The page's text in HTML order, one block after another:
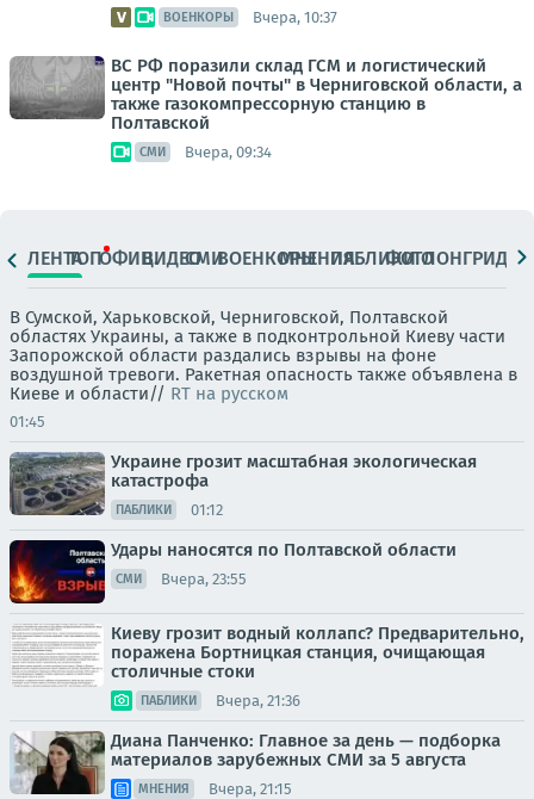
ВОЕНКОРЫ Вчера, 10:37
ВС РФ поразили склад ГСМ и логистический
центр "Новой почты" в Черниговской области, а
также газокомпрессорную станцию в
Полтавской
СМИ Вчера, 09:34
ЛЕНТАТОПОФИЦ.ВИДЕОСМИВОЕНКОРЫМНЕНИЯПАБЛИКИ
ФОТОЛОНГРИДЫ
В Сумской, Харьковской, Черниговской, Полтавской
областях Украины, а также в подконтрольной Киеву части
Запорожской области раздались взрывы на фоне
воздушной тревоги. Ракетная опасность также объявлена в
Киеве и области// RT на русском
01:45
Украине грозит масштабная экологическая
катастрофа
ПАБЛИКИ 01:12
Удары наносятся по Полтавской области
СМИ Вчера, 23:55
Киеву грозит водный коллапс? Предварительно,
поражена Бортницкая станция, очищающая
столичные стоки
ПАБЛИКИ Вчера, 21:36
Диана Панченко: Главное за день — подборка
материалов зарубежных СМИ за 5 августа
МНЕНИЯ Вчера, 21:15